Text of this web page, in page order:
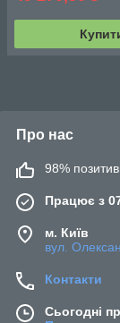
Про нас
98%
Працює з
м. Київ
вул.
Контакти
Сьогодні